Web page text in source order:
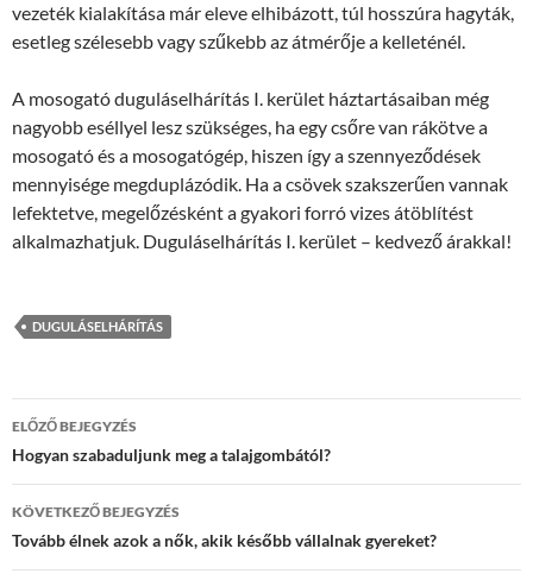
vezeték kialakítása már eleve elhibázott, túl hosszúra hagyták,
esetleg szélesebb vagy szűkebb az átmérője a kelleténél.
A mosogató duguláselhárítás I. kerület háztartásaiban még
nagyobb eséllyel lesz szükséges, ha egy csőre van rákötve a
mosogató és a mosogatógép, hiszen így a szennyeződések
mennyisége megduplázódik. Ha a csövek szakszerűen vannak
lefektetve, megelőzésként a gyakori forró vizes átöblítést
alkalmazhatjuk. Duguláselhárítás I. kerület – kedvező árakkal!
DUGULÁSELHÁRÍTÁS
Bejegyzés
navigáció
ELŐZŐ BEJEGYZÉS
Hogyan szabaduljunk meg a talajgombától?
KÖVETKEZŐ BEJEGYZÉS
Tovább élnek azok a nők, akik később vállalnak gyereket?